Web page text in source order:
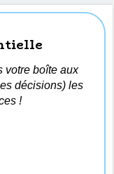
votre boîte aux
décisions) les
!